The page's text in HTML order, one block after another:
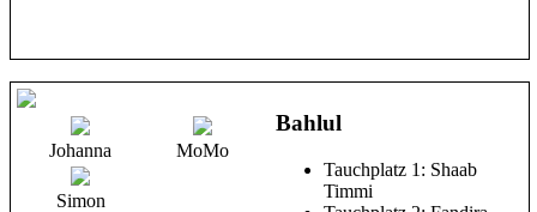
Johanna MoMo
Simon
Bahlul
Tauchplatz 1: Shaab
Timmi